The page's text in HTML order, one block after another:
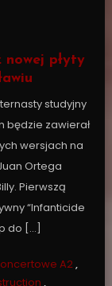
nowej płyty
studyjny
będzie zawierał
wersjach na
Ortega
Pierwszą
“Infanticide
do […]
A2,
,